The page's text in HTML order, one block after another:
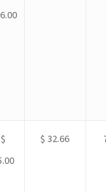
$
$ 32.66